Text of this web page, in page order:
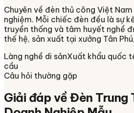
Chuyên về đèn thủ công Việt Nam
nghiệm. Mỗi chiếc đèn đều là sự
truyền thống và tâm huyết nghề
thế hệ, sản xuất tại xưởng Tân
Làng nghề di sảnXuất khẩu quốc
cầu
Câu hỏi thường gặp
Giải đáp vềĐèn Trung